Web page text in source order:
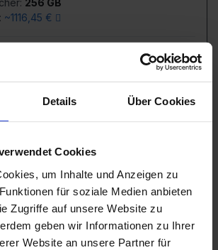
Details Über Cookies
Cookies
um Inhalte und Anzeigen zu
für soziale Medien anbieten
Zugriffe auf unsere Website zu
geben wir Informationen zu Ihrer
Website an unsere Partner für
~1116,45 €
27,00 €
SIM-Only Preis:23,98 €
24 Monate: 1692,00 €
Netz
50 GB